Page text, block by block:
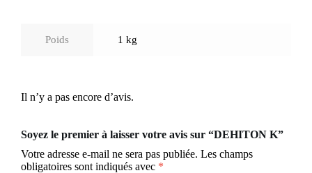
Poids 1 kg
Il n’y a pas encore d’avis.
Soyez le premier à laisser votre avis sur “DEHITON K”
Votre adresse e-mail ne sera pas publiée. Les champs
obligatoires sont indiqués avec *